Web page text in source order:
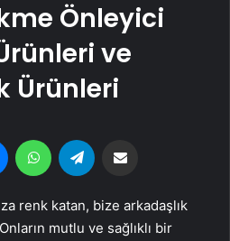
Önleyici
ve
Ürünleri
MessengerWhatsApp
renk katan, bize arkadaşlık
mutlu ve sağlıklı bir